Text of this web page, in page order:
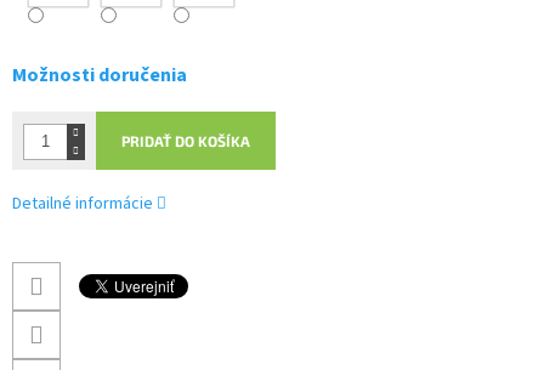
Možnosti doručenia
PRIDAŤ DO KOŠÍKA
Detailné informácie